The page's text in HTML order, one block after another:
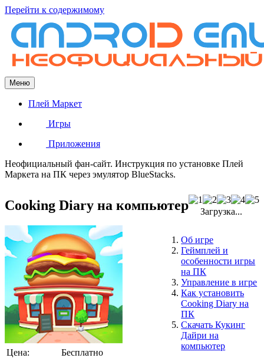
Перейти к содержимому
Меню
Плей Маркет
Игры
Приложения
Неофициальный фан-сайт. Инструкция по установке Плей
Маркета на ПК через эмулятор BlueStacks.
Cooking Diary на компьютер Загрузка...
Об игре
Геймплей и
особенности игры
на ПК
Управление в игре
Как установить
Cooking Diary на
ПК
Скачать Кукинг
Дайри на
компьютер
Цена:
Бесплатно